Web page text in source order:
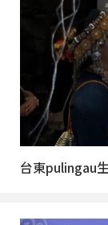
台東pulingau